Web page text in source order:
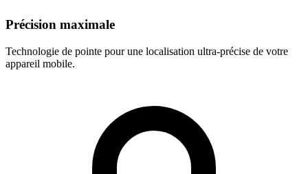
Précision maximale
Technologie de pointe pour une localisation ultra-précise de votre
appareil mobile.